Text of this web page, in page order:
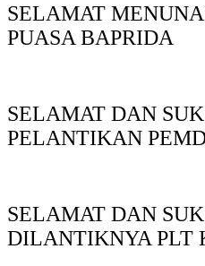
SELAMAT
PUASA BAPRIDA
SELAMAT DAN
PELANTIKAN
SELAMAT DAN
DILANTIKNYA PLT